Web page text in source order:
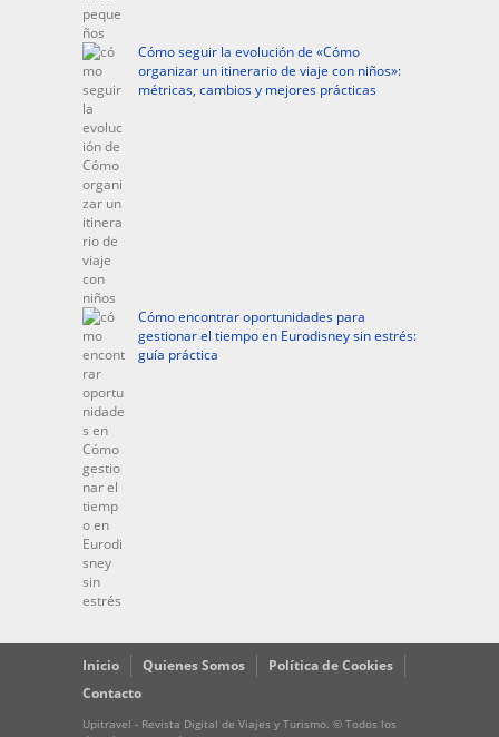
Cómo seguir la evolución de «Cómo
organizar un itinerario de viaje con niños»:
métricas, cambios y mejores prácticas
Cómo encontrar oportunidades para
gestionar el tiempo en Eurodisney sin estrés:
guía práctica
Inicio Quienes Somos
Política de Cookies
Contacto
Upitravel - Revista Digital de Viajes y Turismo. © Todos los